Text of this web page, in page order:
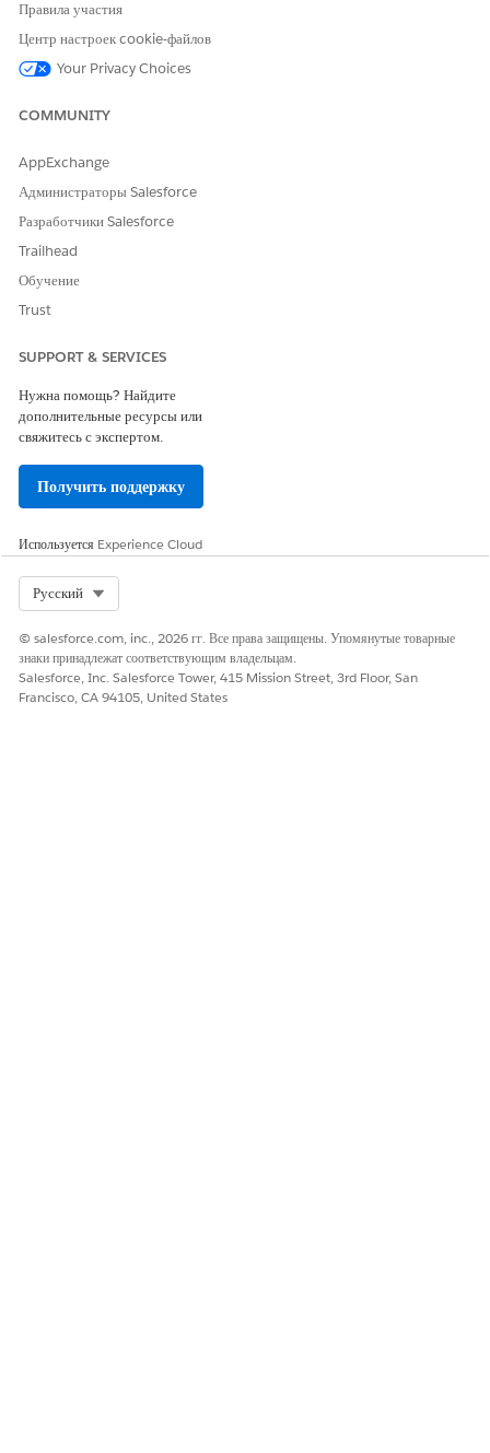
ЭТА СТАТЬЯ РЕШИЛА ВАШУ ПРОБЛЕМУ?
Оставьте свой отзыв, чтобы мы могли стать лучше!
Правила участия
Центр настроек cookie-файлов
Your Privacy Choices
COMMUNITY
AppExchange
Администраторы Salesforce
Разработчики Salesforce
Trailhead
Обучение
Trust
SUPPORT & SERVICES
Нужна помощь? Найдите
дополнительные ресурсы или
свяжитесь с экспертом.
Получить поддержку
Используется Experience Cloud
Русский
© salesforce.com, inc., 2026 гг. Все права защищены. Упомянутые товарные
знаки принадлежат соответствующим владельцам.
Salesforce, Inc. Salesforce Tower, 415 Mission Street, 3rd Floor, San
Francisco, CA 94105, United States